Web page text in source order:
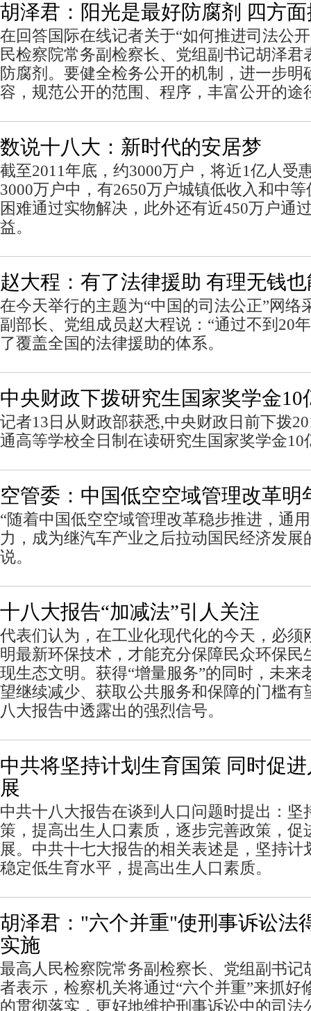
胡泽君：阳光是最好防腐剂 四方
在回答国际在线记者关于“如何推进司法公
民检察院常务副检察长、党组副书记胡泽君
防腐剂。要健全检务公开的机制，进一步明
容，规范公开的范围、程序，丰富公开的途
数说十八大：新时代的安居梦
截至2011年底，约3000万户，将近1亿人受
3000万户中，有2650万户城镇低收入和中
困难通过实物解决，此外还有近450万户通
益。
赵大程：有了法律援助 有理无钱
在今天举行的主题为“中国的司法公正”网络
副部长、党组成员赵大程说：“通过不到20
了覆盖全国的法律援助的体系。
中央财政下拨研究生国家奖学金10
记者13日从财政部获悉,中央财政日前下拨
通高等学校全日制在读研究生国家奖学金10
空管委：中国低空空域管理改革明
“随着中国低空空域管理改革稳步推进，通
力，成为继汽车产业之后拉动国民经济发展
说。
十八大报告“加减法”引人关注
代表们认为，在工业化现代化的今天，必须
明最新环保技术，才能充分保障民众环保民
现生态文明。获得“增量服务”的同时，未来
望继续减少、获取公共服务和保障的门槛有
八大报告中透露出的强烈信号。
中共将坚持计划生育国策 同时促
展
中共十八大报告在谈到人口问题时提出：坚
策，提高出生人口素质，逐步完善政策，促
展。中共十七大报告的相关表述是，坚持计
稳定低生育水平，提高出生人口素质。
胡泽君："六个并重"使刑事诉讼法
实施
最高人民检察院常务副检察长、党组副书记
者表示，检察机关将通过“六个并重”来抓好
的贯彻落实，更好地维护刑事诉讼中的司法